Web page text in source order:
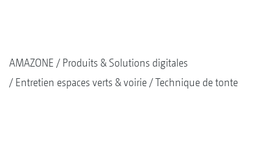
AMAZONE
Produits & Solutions digitales
Entretien espaces verts & voirie
Technique de tonte